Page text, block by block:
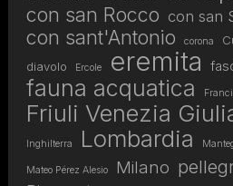
con san Rocco con san
con sant'Antonio corona
diavolo
Ercole eremita
fauna acquatica
Friuli Venezia
Inghilterra Lombardia
Mateo Pérez Alesio Milano